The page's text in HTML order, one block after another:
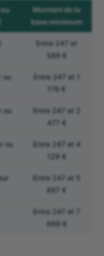
Montant de la
base minimum
Entre 247 et
589 €
ou
Entre 247 et 1
179 €
ou
Entre 247 et 2
477 €
ou
Entre 247 et 4
129 €
Entre 247 et 5
897 €
Entre 247 et 7
669 €